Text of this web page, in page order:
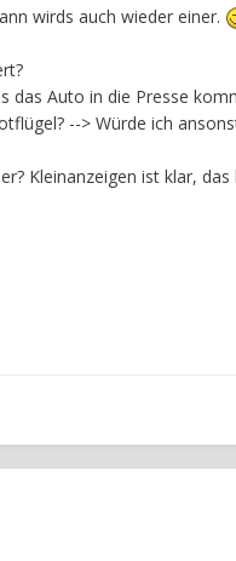
wirds auch wieder einer.
das Auto in die Presse
--> Würde ich
Kleinanzeigen ist klar,